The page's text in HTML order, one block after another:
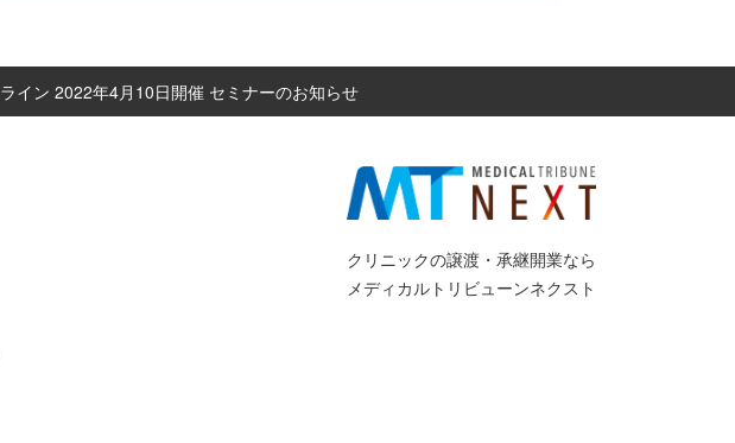
イン 2022年4月10日開催 セミナーのお知らせ
クリニックの譲渡・承継開業なら
メディカルトリビューンネクスト